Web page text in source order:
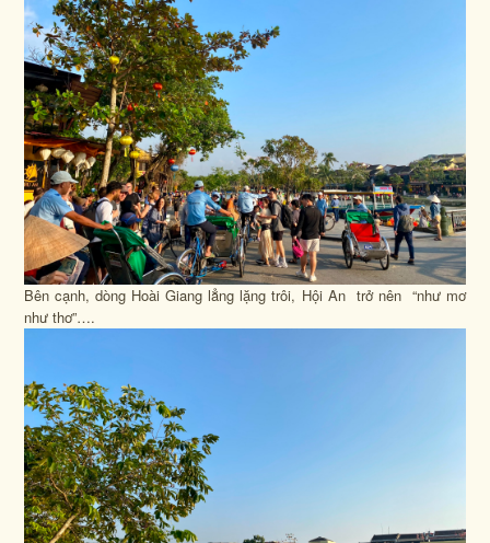
Bên cạnh, dòng Hoài Giang lẳng lặng trôi, Hội An trở nên “như mơ
như thơ”….